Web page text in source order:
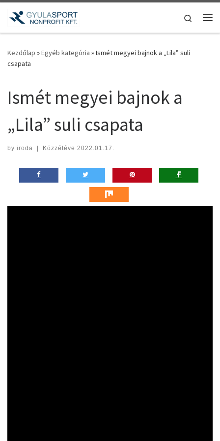
Teljes tartalom megjelenítése
Search
Kezdőlap »Egyéb kategória »Ismét megyei bajnok a „Lila” suli
csapata
Ismét megyei bajnok a
„Lila” suli csapata
by iroda | Közzétéve 2022.01.17.